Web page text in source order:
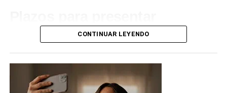
presentar los reclamos correspondientes a la lista
CONTINUAR LEYENDO